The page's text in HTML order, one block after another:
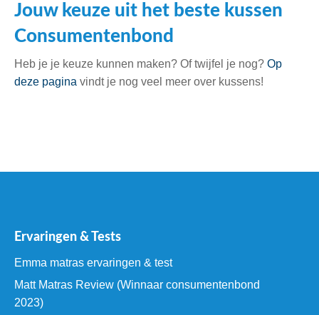
Jouw keuze uit het beste kussen
Consumentenbond
Heb je je keuze kunnen maken? Of twijfel je nog? Op
deze pagina vindt je nog veel meer over kussens!
Ervaringen & Tests
Emma matras ervaringen & test
Matt Matras Review (Winnaar consumentenbond
2023)